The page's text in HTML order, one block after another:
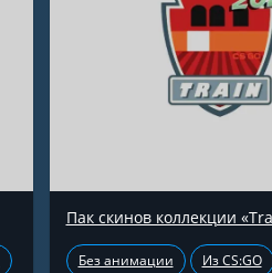
Пак скинов коллекции
Без анимации Из CS:GO